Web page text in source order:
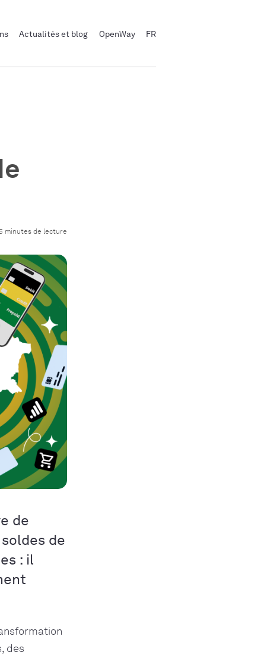
Actualités et blog OpenWay FR
minutes de lecture
de
de
: il
des